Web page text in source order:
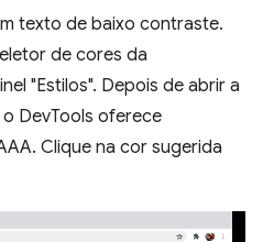
texto de baixo contraste.
de cores da
"Estilos". Depois de abrir a
o DevTools oferece
Clique na cor sugerida